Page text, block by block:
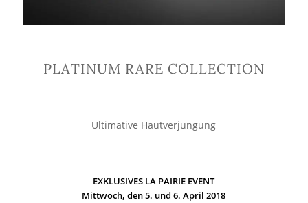
PLATINUM RARE COLLECTION
Ultimative Hautverjüngung
EXKLUSIVES LA PAIRIE EVENT
Mittwoch, den 5. und 6. April 2018